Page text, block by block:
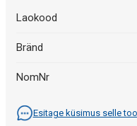
Laokood
Bränd
NomNr
Esitage küsimus selle